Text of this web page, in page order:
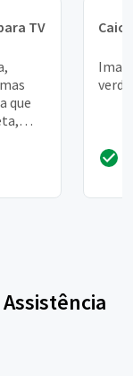
TV
que
Caio
verde